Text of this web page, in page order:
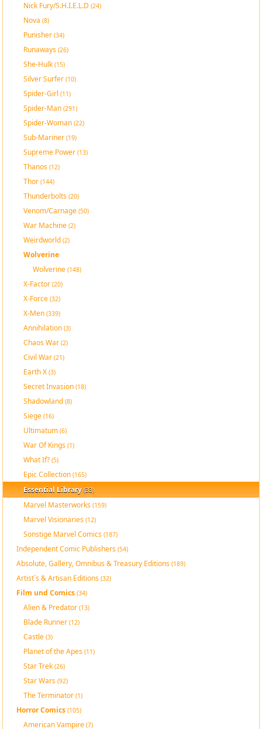
Nick Fury/S.H.I.E.L.D(24)
Nova(8)
Punisher(34)
Runaways(26)
She-Hulk(15)
Silver Surfer(10)
Spider-Girl(11)
Spider-Man(291)
Spider-Woman(22)
Sub-Mariner(19)
Supreme Power(13)
Thanos(12)
Thor(144)
Thunderbolts(20)
Venom/Carnage(50)
War Machine(2)
Weirdworld(2)
Wolverine
Wolverine(148)
X-Factor(20)
X-Force(32)
X-Men(339)
Annihilation(3)
Chaos War(2)
Civil War(21)
Earth X(3)
Secret Invasion(18)
Shadowland(8)
Siege(16)
Ultimatum(6)
War Of Kings(1)
What If?(5)
Epic Collection(165)
Essential Library(33)
Marvel Masterworks(159)
Marvel Visionaries(12)
Sonstige Marvel Comics(187)
Independent Comic Publishers(54)
Absolute, Gallery, Omnibus & Treasury Editions(189)
Artist´s & Artisan Editions(32)
Film und Comics(34)
Alien & Predator(13)
Blade Runner(12)
Castle(3)
Planet of the Apes(11)
Star Trek(26)
Star Wars(92)
The Terminator(1)
Horror Comics(105)
American Vampire(7)